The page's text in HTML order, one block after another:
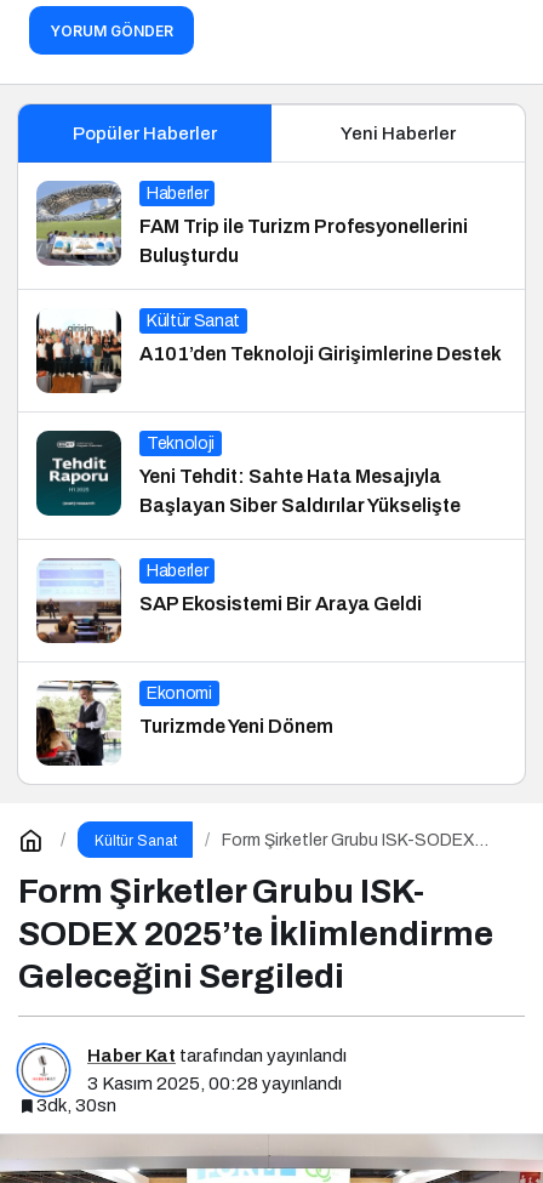
YORUM GÖNDER
Popüler Haberler Yeni Haberler
Haberler
FAM Trip ile Turizm Profesyonellerini
Buluşturdu
Kültür Sanat
A101’den Teknoloji Girişimlerine Destek
Teknoloji
Yeni Tehdit: Sahte Hata Mesajıyla
Başlayan Siber Saldırılar Yükselişte
Haberler
SAP Ekosistemi Bir Araya Geldi
Ekonomi
Turizmde Yeni Dönem
Kültür Sanat
Form Şirketler Grubu ISK-SODEX
Sergiledi
Form Şirketler Grubu ISK-
SODEX 2025’te İklimlendirme
Geleceğini Sergiledi
Haber Kat tarafından yayınlandı
3 Kasım 2025, 00:28 yayınlandı
3dk, 30sn